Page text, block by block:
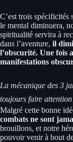
C’est trois spécificités
le mental diminuera,
spiritualité servira à
dans l’aventure, il
l’obscurité. Une fois
manifestations
La mécanique des 3
toujours faire attention
Malgré cette bonne
combats ne sont
brouillons, et notre
pouvoir venir à bout